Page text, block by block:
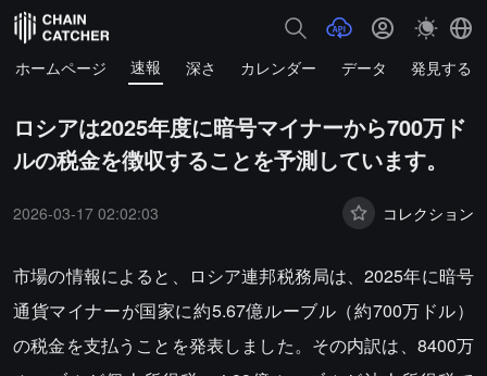
ホームページ 速報 深さ カレンダー データ 発見する
ロシアは2025年度に暗号マイナーから700万ド
ルの税金を徴収することを予測しています。
2026-03-17 02:02:03 コレクション
市場の情報によると、ロシア連邦税務局は、2025年に暗号
通貨マイナーが国家に約5.67億ルーブル（約700万ドル）
の税金を支払うことを発表しました。その内訳は、8400万